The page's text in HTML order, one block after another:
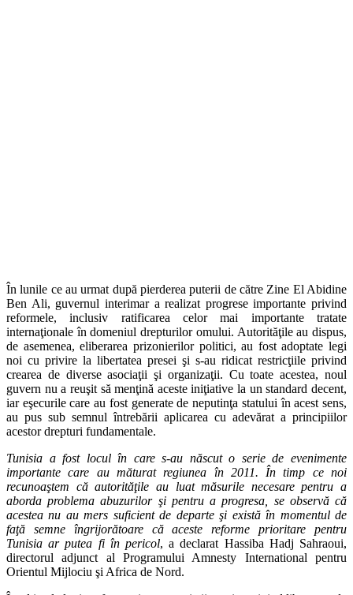
În lunile ce au urmat după pierderea puterii de către Zine El Abidine
Ben Ali, guvernul interimar a realizat progrese importante privind
reformele, inclusiv ratificarea celor mai importante tratate
internaţionale în domeniul drepturilor omului. Autorităţile au dispus,
de asemenea, eliberarea prizonierilor politici, au fost adoptate legi
noi cu privire la libertatea presei şi s-au ridicat restricţiile privind
crearea de diverse asociaţii şi organizaţii. Cu toate acestea, noul
guvern nu a reuşit să menţină aceste iniţiative la un standard decent,
iar eşecurile care au fost generate de neputinţa statului în acest sens,
au pus sub semnul întrebării aplicarea cu adevărat a principiilor
acestor drepturi fundamentale.
Tunisia a fost locul în care s-au născut o serie de evenimente
importante care au măturat regiunea în 2011. În timp ce noi
recunoaştem că autorităţile au luat măsurile necesare pentru a
aborda problema abuzurilor şi pentru a progresa, se observă că
acestea nu au mers suficient de departe şi există în momentul de
faţă semne îngrijorătoare că aceste reforme prioritare pentru
Tunisia ar putea fi în pericol, a declarat Hassiba Hadj Sahraoui,
directorul adjunct al Programului Amnesty International pentru
Orientul Mijlociu şi Africa de Nord.